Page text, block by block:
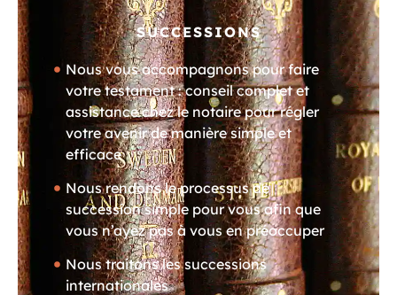
SUCCESSIONS
Nous vous accompagnons pour faire
votre testament : conseil complet et
assistance chez le notaire pour régler
votre avenir de manière simple et
efficace
Nous rendons le processus de
succession simple pour vous afin que
vous n’ayez pas à vous en préoccuper
Nous traitons les successions
internationales